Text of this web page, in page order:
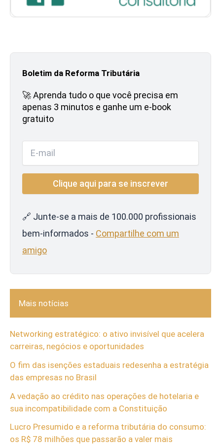
Boletim da Reforma Tributária
🚀 Aprenda tudo o que você precisa em
apenas 3 minutos e ganhe um e-book
gratuito
🔗 Junte-se a mais de 100.000 profissionais
bem-informados - Compartilhe com um
amigo
Mais notícias
Networking estratégico: o ativo invisível que acelera
carreiras, negócios e oportunidades
O fim das isenções estaduais redesenha a estratégia
das empresas no Brasil
A vedação ao crédito nas operações de hotelaria e
sua incompatibilidade com a Constituição
Lucro Presumido e a reforma tributária do consumo:
os R$ 78 milhões que passarão a valer mais